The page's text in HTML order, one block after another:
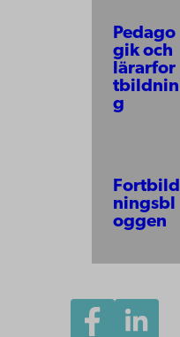
Pedago
gik och
lärarfor
tbildnin
g
Fortbild
ningsbl
oggen